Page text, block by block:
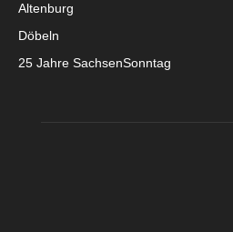
Altenburg
Döbeln
25 Jahre SachsenSonntag